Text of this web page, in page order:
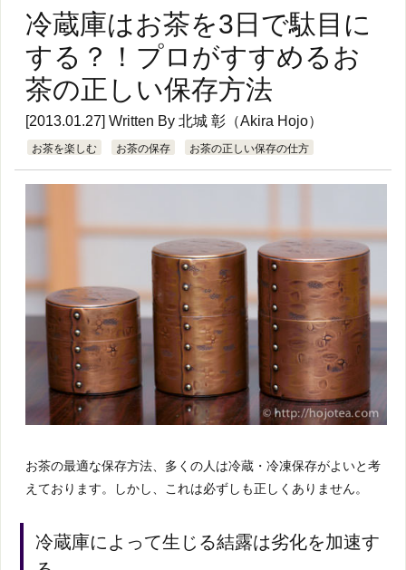
冷蔵庫はお茶を3日で駄目に
する？！プロがすすめるお
茶の正しい保存方法
[2013.01.27] Written By 北城 彰（Akira Hojo）
お茶を楽しむ お茶の保存 お茶の正しい保存の仕方
お茶の最適な保存方法、多くの人は冷蔵・冷凍保存がよいと考
えております。しかし、これは必ずしも正しくありません。
冷蔵庫によって生じる結露は劣化を加速す